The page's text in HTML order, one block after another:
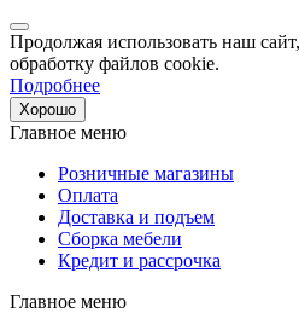
Продолжая использовать наш
обработку файлов cookie.
Подробнее
Хорошо
Главное меню
Розничные магазины
Оплата
Доставка и подъем
Сборка мебели
Кредит и рассрочка
Главное меню